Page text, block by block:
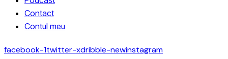
Contact
Contul meu
facebook-1twitter-xdribble-newinstagram